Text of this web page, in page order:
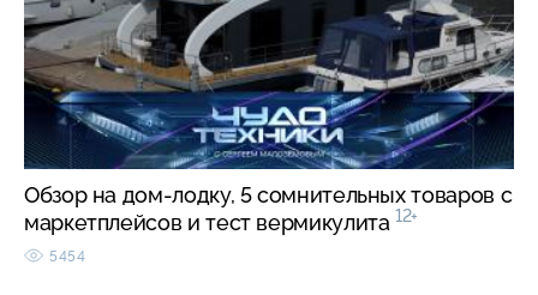
Обзор на дом-лодку, 5 сомнительных товаров с
маркетплейсов и тест вермикулита 12+
5454